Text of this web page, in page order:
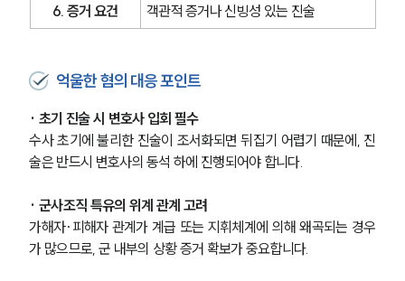
6. 증거 요건
객관적 증거나 신빙성 있는 진술
억울한 혐의 대응 포인트
· 초기 진술 시 변호사 입회 필수
수사 초기에 불리한 진술이 조서화되면 뒤집기 어렵기 때문에, 진
술은 반드시 변호사의 동석 하에 진행되어야 합니다.
· 군사조직 특유의 위계 관계 고려
가해자·피해자 관계가 계급 또는 지휘체계에 의해 왜곡되는 경우
가 많으므로, 군 내부의 상황 증거 확보가 중요합니다.